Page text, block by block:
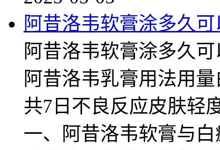
阿昔洛韦软膏涂多久
阿昔洛韦软膏涂多久
阿昔洛韦乳膏用法用
共7日不良反应皮肤轻
一、阿昔洛韦软膏与